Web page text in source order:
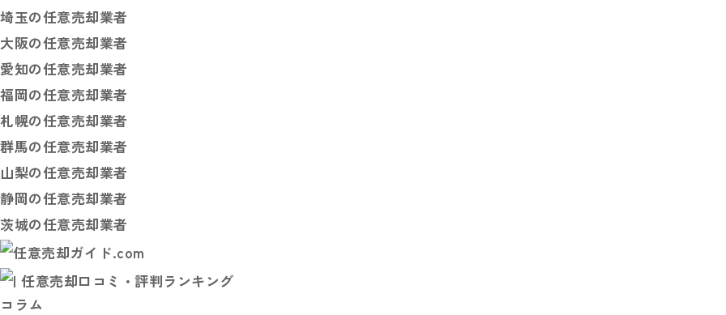
埼玉の任意売却業者
大阪の任意売却業者
愛知の任意売却業者
福岡の任意売却業者
札幌の任意売却業者
群馬の任意売却業者
山梨の任意売却業者
静岡の任意売却業者
茨城の任意売却業者
コラム